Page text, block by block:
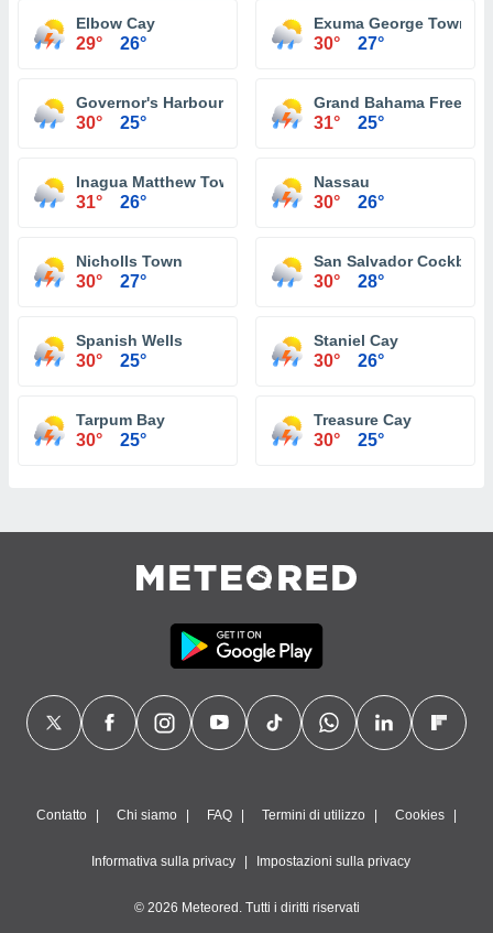
Elbow Cay
29° 26°
Exuma George Town
30° 27°
Governor's Harbour
30° 25°
Grand Bahama Freeport
31° 25°
Inagua Matthew Town
31° 26°
Nassau
30° 26°
Nicholls Town
30° 27°
San Salvador
30° 28°
Spanish Wells
30° 25°
Staniel Cay
30° 26°
Tarpum Bay
30° 25°
Treasure Cay
30° 25°
Contatto Chi siamo FAQ Termini di utilizzo Cookies
Informativa sulla privacy Impostazioni sulla privacy
© 2026 Meteored. Tutti i diritti riservati